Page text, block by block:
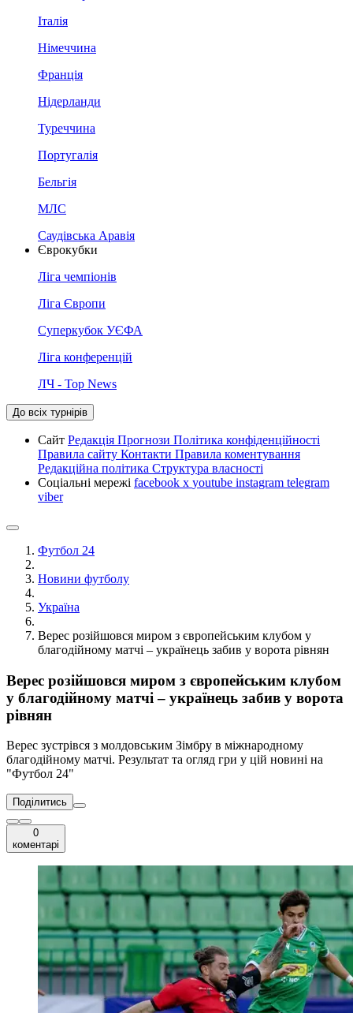
Італія
Німеччина
Франція
Нідерланди
Туреччина
Португалія
Бельгія
МЛС
Саудівська Аравія
Єврокубки
Ліга чемпіонів
Ліга Європи
Суперкубок УЄФА
Ліга конференцій
ЛЧ - Top News
До всіх турнірів
Сайт Редакція Прогнози Політика конфіденційності
Правила сайту Контакти Правила коментування
Редакційна політика Структура власності
Соціальні мережі facebook x youtube instagram telegram
viber
Футбол 24
Новини футболу
Україна
Верес розійшовся миром з європейським клубом у
благодійному матчі – українець забив у ворота рівнян
Верес розійшовся миром з європейським клубом
у благодійному матчі – українець забив у ворота
рівнян
Верес зустрівся з молдовським Зімбру в міжнародному
благодійному матчі. Результат та огляд гри у цій новині на
"Футбол 24"
Поділитись
0
коментарі